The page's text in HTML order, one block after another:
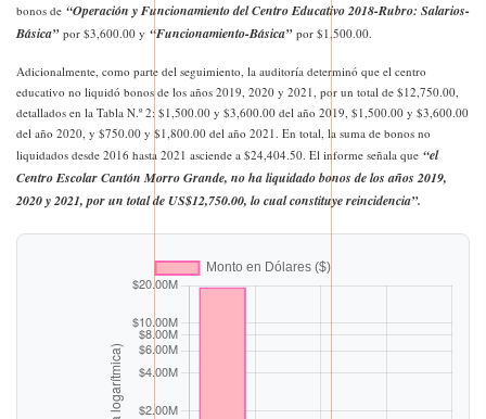
bonos de “Operación y Funcionamiento del Centro Educativo 2018-Rubro: Salarios-
Básica” por $3,600.00 y “Funcionamiento-Básica” por $1,500.00.
Adicionalmente, como parte del seguimiento, la auditoría determinó que el centro
educativo no liquidó bonos de los años 2019, 2020 y 2021, por un total de $12,750.00,
detallados en la Tabla N.º 2: $1,500.00 y $3,600.00 del año 2019, $1,500.00 y $3,600.00
del año 2020, y $750.00 y $1,800.00 del año 2021. En total, la suma de bonos no
liquidados desde 2016 hasta 2021 asciende a $24,404.50. El informe señala que “el
Centro Escolar Cantón Morro Grande, no ha liquidado bonos de los años 2019,
2020 y 2021, por un total de US$12,750.00, lo cual constituye reincidencia”.